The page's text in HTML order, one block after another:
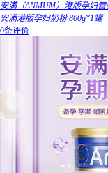
安满（ANMUM）港版孕妇
安满港版孕妇奶粉 800g*1罐
0条评价